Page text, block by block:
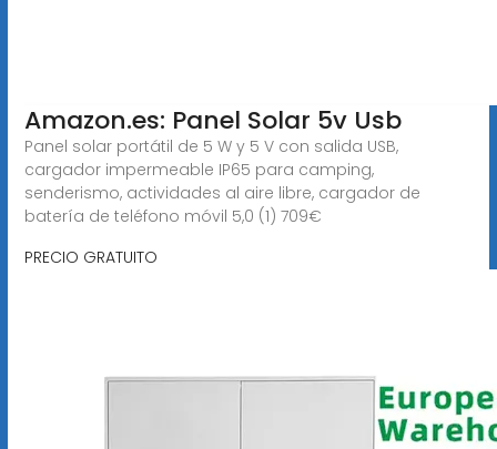
Amazon.es: Panel Solar 5v Usb
Panel solar portátil de 5 W y 5 V con salida USB,
cargador impermeable IP65 para camping,
senderismo, actividades al aire libre, cargador de
batería de teléfono móvil 5,0 (1) 709€
PRECIO GRATUITO